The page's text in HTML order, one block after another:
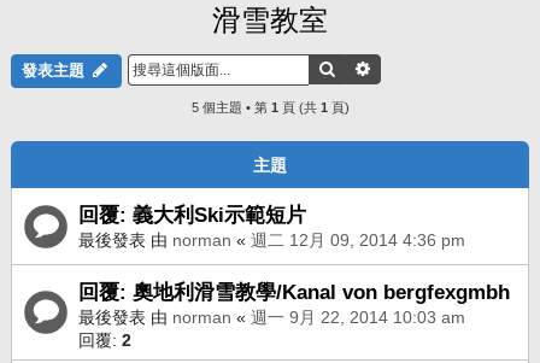
滑雪教室
發表主題 搜尋
5 個主題 • 第 1 頁 (共 1 頁)
主題
回覆: 義大利Ski示範短片
最後發表 由 norman « 週二 12月 09, 2014 4:36 pm
回覆: 奧地利滑雪教學/Kanal von bergfexgmbh
最後發表 由 norman « 週一 9月 22, 2014 10:03 am
回覆: 2